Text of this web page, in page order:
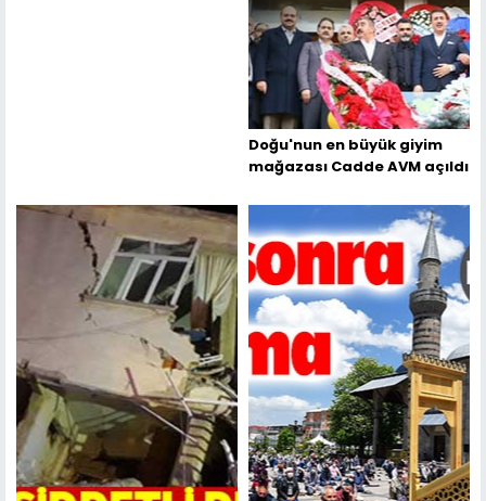
Doğu'nun en büyük giyim
mağazası Cadde AVM açıldı